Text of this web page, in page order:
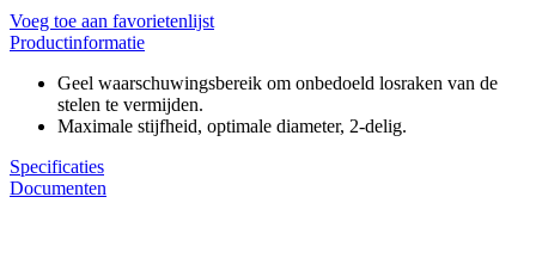
Voeg toe aan favorietenlijst
Productinformatie
Geel waarschuwingsbereik om onbedoeld losraken van de
stelen te vermijden.
Maximale stijfheid, optimale diameter, 2-delig.
Specificaties
Documenten